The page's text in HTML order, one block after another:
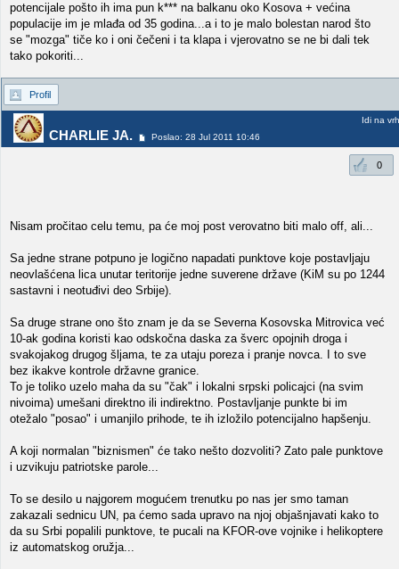
potencijale pošto ih ima pun k*** na balkanu oko Kosova + većina
populacije im je mlađa od 35 godina...a i to je malo bolestan narod što
se "mozga" tiče ko i oni čečeni i ta klapa i vjerovatno se ne bi dali tek
tako pokoriti...
Profil
CHARLIE JA. Poslao: 28 Jul 2011 10:46
Idi na vrh
0
Nisam pročitao celu temu, pa će moj post verovatno biti malo off, ali...
Sa jedne strane potpuno je logično napadati punktove koje postavljaju
neovlašćena lica unutar teritorije jedne suverene države (KiM su po 1244
sastavni i neotuđivi deo Srbije).
Sa druge strane ono što znam je da se Severna Kosovska Mitrovica već
10-ak godina koristi kao odskočna daska za šverc opojnih droga i
svakojakog drugog šljama, te za utaju poreza i pranje novca. I to sve
bez ikakve kontrole državne granice.
To je toliko uzelo maha da su "čak" i lokalni srpski policajci (na svim
nivoima) umešani direktno ili indirektno. Postavljanje punkte bi im
otežalo "posao" i umanjilo prihode, te ih izložilo potencijalno hapšenju.
A koji normalan "biznismen" će tako nešto dozvoliti? Zato pale punktove
i uzvikuju patriotske parole...
To se desilo u najgorem mogućem trenutku po nas jer smo taman
zakazali sednicu UN, pa ćemo sada upravo na njoj objašnjavati kako to
da su Srbi popalili punktove, te pucali na KFOR-ove vojnike i helikoptere
iz automatskog oružja...